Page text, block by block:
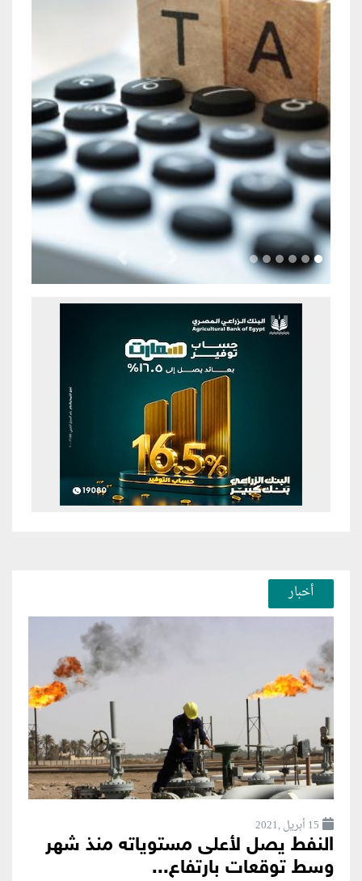
Previous
أخبار
15 أبريل ,2021
النفط يصل لأعلى مستوياته منذ شهر
وسط توقعات بارتفاع...